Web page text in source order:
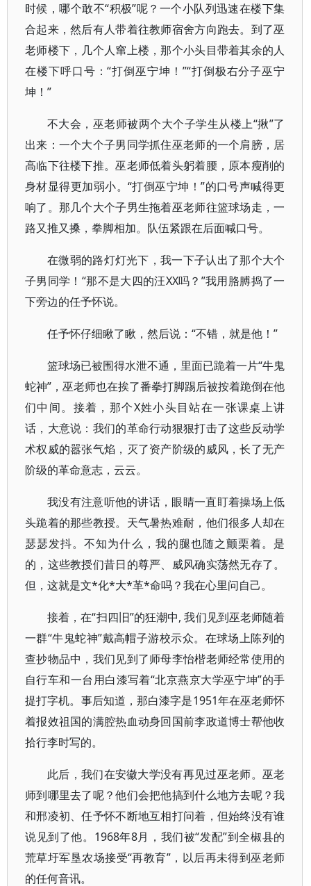
时候，哪个敢不“积极”呢？一个小队列迅速在楼下集
合起来，然后有人带着往教师宿舍方向跑去。到了巫
老师楼下，几个人窜上楼，那个小头目带着其余的人
在楼下呼口号：“打倒巫宁坤！”“打倒极右分子巫宁
坤！”
不大会，巫老师被两个大个子学生从楼上“揪”了
出来：一个大个子男同学抓住巫老师的一个肩膀，居
高临下往楼下推。巫老师低着头躬着腰，原本瘦削的
身材显得更加弱小。“打倒巫宁坤！”的口号声喊得更
响了。那几个大个子男生拖着巫老师往篮球场走，一
路又推又搡，拳脚相加。队伍紧跟在后面喊口号。
在微弱的路灯灯光下，我一下子认出了那个大个
子男同学！“那不是大四的汪XX吗？”我用胳膊捣了一
下旁边的任予怀说。
任予怀仔细瞅了瞅，然后说：“不错，就是他！”
篮球场已被围得水泄不通，里面已跪着一片“牛鬼
蛇神”，巫老师也在挨了番拳打脚踢后被按着跪倒在他
们中间。接着，那个X姓小头目站在一张课桌上讲
话，大意说：我们的革命行动狠狠打击了这些反动学
术权威的嚣张气焰，灭了资产阶级的威风，长了无产
阶级的革命意志，云云。
我没有注意听他的讲话，眼睛一直盯着操场上低
头跪着的那些教授。天气暑热难耐，他们很多人却在
瑟瑟发抖。不知为什么，我的腿也随之颤栗着。是
的，这些教授们昔日的尊严、威风确实荡然无存了。
但，这就是文*化*大*革*命吗？我在心里问自己。
接着，在“扫四旧”的狂潮中, 我们见到巫老师随着
一群“牛鬼蛇神”戴高帽子游校示众。在球场上陈列的
查抄物品中，我们见到了师母李怡楷老师经常使用的
自行车和一台用白漆写着“北京燕京大学巫宁坤”的手
提打字机。事后知道，那白漆字是1951年在巫老师怀
着报效祖国的满腔热血动身回国前李政道博士帮他收
拾行李时写的。
此后，我们在安徽大学没有再见过巫老师。巫老
师到哪里去了呢？他们会把他搞到什么地方去呢？我
和邢凌初、任予怀不断地互相打问着，但始终没有谁
说见到了他。1968年8月，我们被“发配”到全椒县的
荒草圩军垦农场接受“再教育”，以后再未得到巫老师
的任何音讯。